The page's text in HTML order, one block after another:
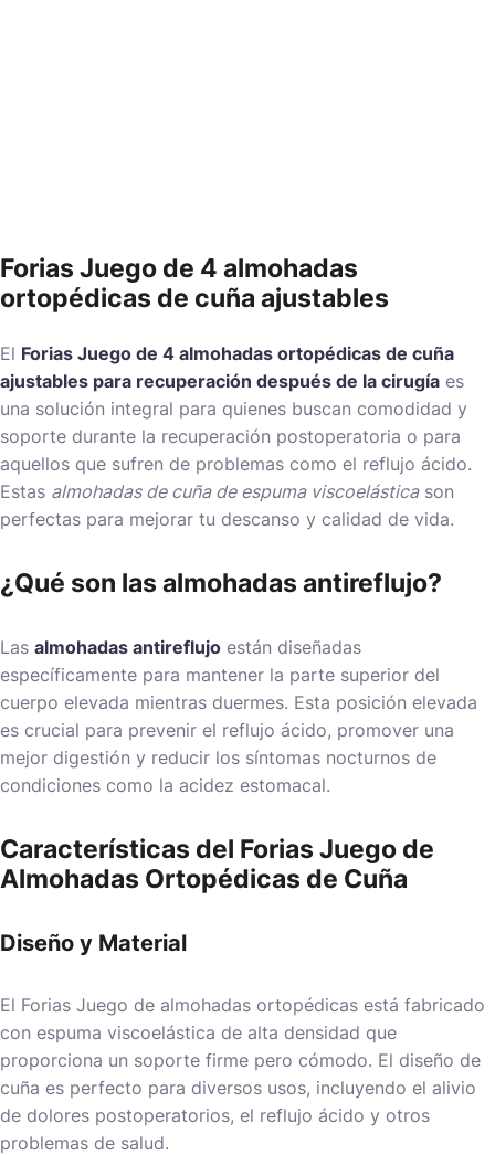
Forias Juego de 4 almohadas
ortopédicas de cuña ajustables
El Forias Juego de 4 almohadas ortopédicas de cuña
ajustables para recuperación después de la cirugía es
una solución integral para quienes buscan comodidad y
soporte durante la recuperación postoperatoria o para
aquellos que sufren de problemas como el reflujo ácido.
Estas almohadas de cuña de espuma viscoelásticason
perfectas para mejorar tu descanso y calidad de vida.
¿Qué son las almohadas antireflujo?
Las almohadas antireflujo están diseñadas
específicamente para mantener la parte superior del
cuerpo elevada mientras duermes. Esta posición elevada
es crucial para prevenir el reflujo ácido, promover una
mejor digestión y reducir los síntomas nocturnos de
condiciones como la acidez estomacal.
Características del Forias Juego de
Almohadas Ortopédicas de Cuña
Diseño y Material
El Forias Juego de almohadas ortopédicas está fabricado
con espuma viscoelástica de alta densidad que
proporciona un soporte firme pero cómodo. El diseño de
cuña es perfecto para diversos usos, incluyendo el alivio
de dolores postoperatorios, el reflujo ácido y otros
problemas de salud.